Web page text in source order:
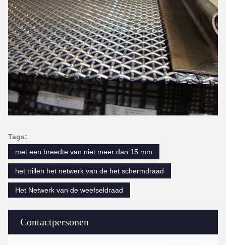
Contactpersonen
Tags:
met een breedte van niet meer dan 15 mm
het trillen het netwerk van de het schermdraad
Het Netwerk van de weefseldraad